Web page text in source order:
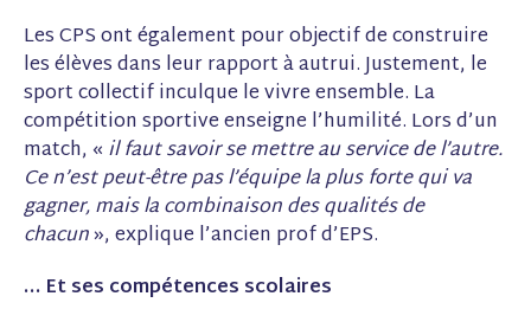
Les CPS ont également pour objectif de construire
les élèves dans leur rapport à autrui. Justement, le
sport collectif inculque le vivre ensemble. La
compétition sportive enseigne l’humilité. Lors d’un
match, « il faut savoir se mettre au service de l’autre.
Ce n’est peut-être pas l’équipe la plus forte qui va
gagner, mais la combinaison des qualités de
chacun», explique l’ancien prof d’EPS.
… Et ses compétences scolaires